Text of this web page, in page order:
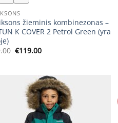
žieminis kombinezonas –
K COVER 2 Petrol Green (yra
Original
€119.00Current